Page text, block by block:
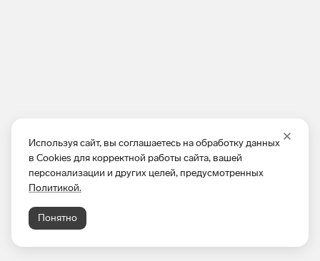
Используя сайт, вы соглашаетесь на обработку данных
в Cookies для корректной работы сайта, вашей
персонализации и других целей, предусмотренных
Политикой.
Понятно